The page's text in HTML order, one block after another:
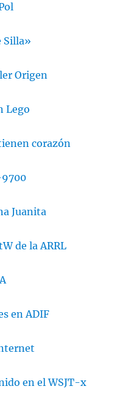
Silla»
Origen
Lego
corazón
Juanita
de la ARRL
en ADIF
en el WSJT-x